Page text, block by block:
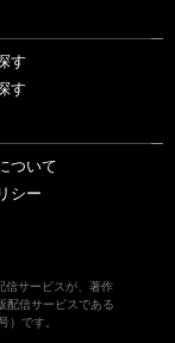
す
す
ついて
シー
信サービスが、著作
配信サービスである
）です。